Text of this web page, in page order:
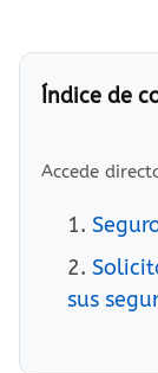
Índice de
Accede
sus